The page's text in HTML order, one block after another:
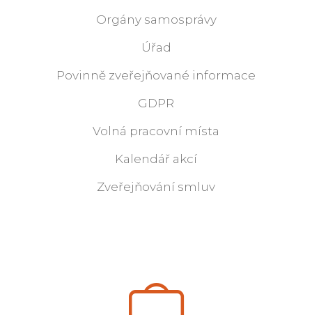
Orgány samosprávy
Úřad
Povinně zveřejňované informace
GDPR
Volná pracovní místa
Kalendář akcí
Zveřejňování smluv